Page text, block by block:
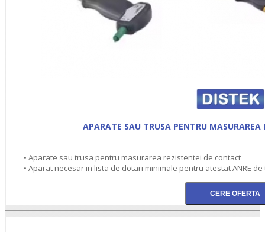
APARATE SAU TRUSA PENTRU
• Aparate sau trusa pentru masurarea rezistentei de contact
• Aparat necesar in lista de dotari minimale pentru atestat ANRE de